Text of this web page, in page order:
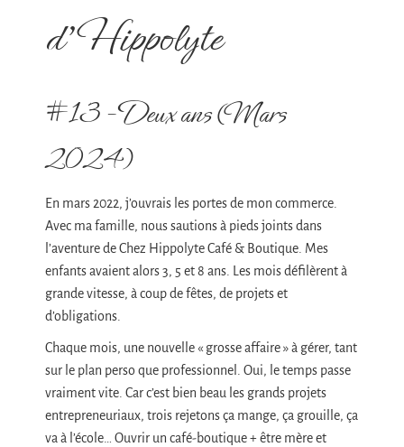
d’Hippolyte
#13 – Deux ans (Mars
2024)
En mars 2022, j’ouvrais les portes de mon commerce.
Avec ma famille, nous sautions à pieds joints dans
l’aventure de Chez Hippolyte Café & Boutique. Mes
enfants avaient alors 3, 5 et 8 ans. Les mois défilèrent à
grande vitesse, à coup de fêtes, de projets et
d’obligations.
Chaque mois, une nouvelle « grosse affaire » à gérer, tant
sur le plan perso que professionnel. Oui, le temps passe
vraiment vite. Car c’est bien beau les grands projets
entrepreneuriaux, trois rejetons ça mange, ça grouille, ça
va à l’école… Ouvrir un café-boutique + être mère et